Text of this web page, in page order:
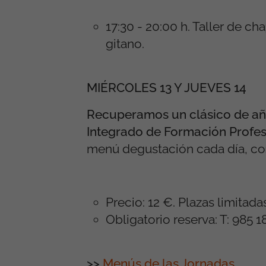
17:30 - 20:00 h. Taller de
gitano.
MIÉRCOLES 13 Y JUEVES 14
Recuperamos un clásico de
Integrado de Formación
menú degustación cada día,
Precio: 12 €. Plazas
Obligatorio reserva: T: 985